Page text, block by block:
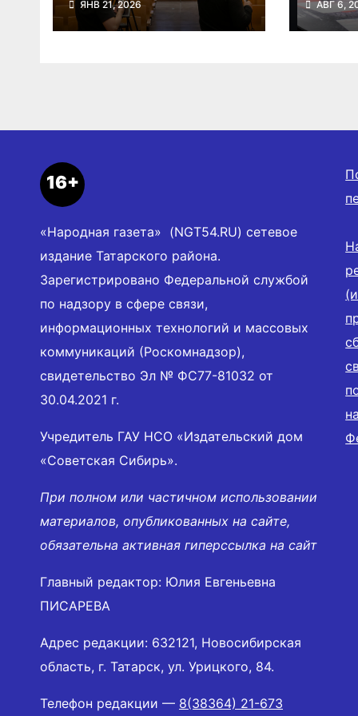
о народных
инструментах
ЯНВ 21, 2026 АВГ 6,
16+
«Народная газета» (NGT54.RU) сетевое
издание Татарского района.
Зарегистрировано Федеральной службой
по надзору в сфере связи,
информационных технологий и массовых
коммуникаций (Роскомнадзор),
свидетельство Эл № ФС77-81032 от
30.04.2021 г.
Учредитель ГАУ НСО «Издательский дом
«Советская Сибирь».
При полном или частичном использовании
материалов, опубликованных на сайте,
обязательна активная гиперссылка на сайт
Главный редактор: Юлия Евгеньевна
ПИСАРЕВА
Адрес редакции: 632121, Новосибирская
область, г. Татарск, ул. Урицкого, 84.
Телефон редакции — 8(38364) 21-673